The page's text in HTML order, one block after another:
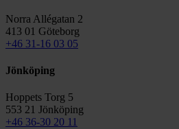
Norra Allégatan 2
413 01 Göteborg
+46 31-16 03 05
Jönköping
Hoppets Torg 5
553 21 Jönköping
+46 36-30 20 11